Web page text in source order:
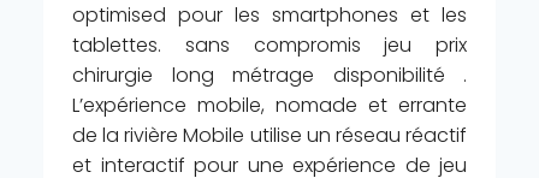
optimised pour les smartphones et les
tablettes. sans compromis jeu prix
chirurgie long métrage disponibilité .
L’expérience mobile, nomade et errante
de la rivière Mobile utilise un réseau réactif
et interactif pour une expérience de jeu